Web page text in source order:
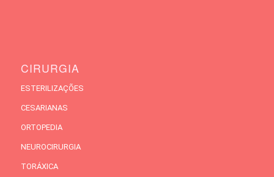
CIRURGIA
ESTERILIZAÇÕES
CESARIANAS
ORTOPEDIA
NEUROCIRURGIA
TORÁXICA